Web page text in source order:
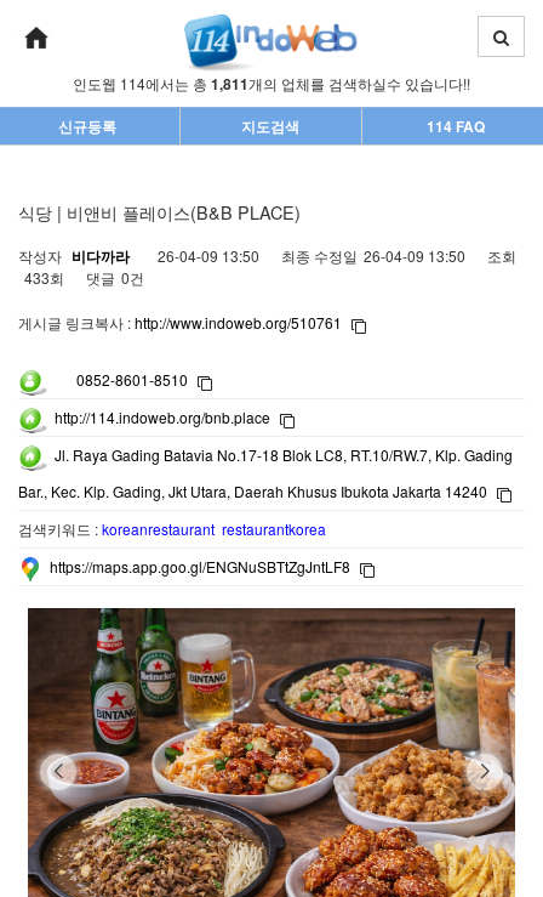
인도웹 114에서는 총 1,811개의 업체를 검색하실수 있습니다!!
신규등록 지도검색 114 FAQ
식당 | 비앤비 플레이스(B&B PLACE)
작성자 비다까라 26-04-09 13:50 최종 수정일 26-04-09 13:50
조회
433회
댓글 0건
게시글 링크복사 :http://www.indoweb.org/510761
0852-8601-8510
http://114.indoweb.org/bnb.place
Jl. Raya Gading Batavia No.17-18 Blok LC8, RT.10/RW.7, Klp. Gading
Bar., Kec. Klp. Gading, Jkt Utara, Daerah Khusus Ibukota Jakarta 14240
검색키워드 :koreanrestaurant restaurantkorea
https://maps.app.goo.gl/ENGNuSBTtZgJntLF8